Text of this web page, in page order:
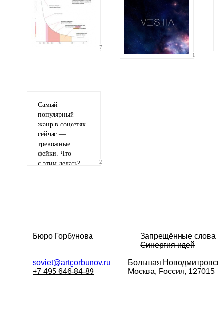
Иллюстрация
7
1
Самый
популярный
жанр в соцсетях
сейчас —
тревожные
фейки. Что
с этим делать?
2
Бюро Горбунова
Запрещённые слова
Синергия идей
soviet@artgorbunov.ru
+7 495 646-84-89
Большая
Москва, Россия, 127015